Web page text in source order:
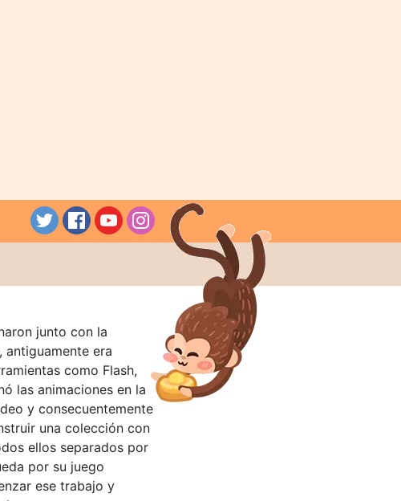
junto con la
era
como Flash,
las animaciones en la
y consecuentemente
una colección con
ellos separados por
por su juego
ese trabajo y